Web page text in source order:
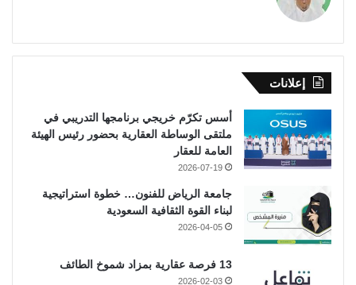
إعلانات
أسس تكرّم خريجي برنامجها التدريبي في
ملتقى الوساطة العقارية بحضور رئيس الهيئة
العامة للعقار
2026-07-19
جامعة الرياض للفنون… خطوة استراتيجية
لبناء القوة الثقافية السعودية
2026-04-05
13 فرصة عقارية بمزاد شموخ الطائف
2026-02-03